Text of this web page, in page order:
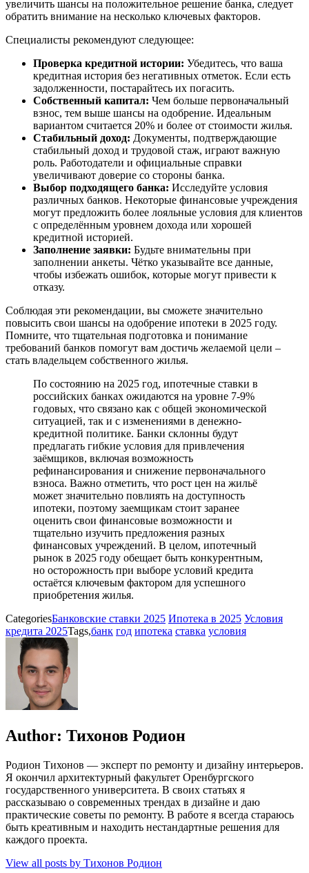
увеличить шансы на положительное решение банка, следует
обратить внимание на несколько ключевых факторов.
Специалисты рекомендуют следующее:
Проверка кредитной истории: Убедитесь, что ваша
кредитная история без негативных отметок. Если есть
задолженности, постарайтесь их погасить.
Собственный капитал: Чем больше первоначальный
взнос, тем выше шансы на одобрение. Идеальным
вариантом считается 20% и более от стоимости жилья.
Стабильный доход: Документы, подтверждающие
стабильный доход и трудовой стаж, играют важную
роль. Работодатели и официальные справки
увеличивают доверие со стороны банка.
Выбор подходящего банка: Исследуйте условия
различных банков. Некоторые финансовые учреждения
могут предложить более лояльные условия для клиентов
с определённым уровнем дохода или хорошей
кредитной историей.
Заполнение заявки: Будьте внимательны при
заполнении анкеты. Чётко указывайте все данные,
чтобы избежать ошибок, которые могут привести к
отказу.
Соблюдая эти рекомендации, вы сможете значительно
повысить свои шансы на одобрение ипотеки в 2025 году.
Помните, что тщательная подготовка и понимание
требований банков помогут вам достичь желаемой цели –
стать владельцем собственного жилья.
По состоянию на 2025 год, ипотечные ставки в
российских банках ожидаются на уровне 7-9%
годовых, что связано как с общей экономической
ситуацией, так и с изменениями в денежно-
кредитной политике. Банки склонны будут
предлагать гибкие условия для привлечения
заёмщиков, включая возможность
рефинансирования и снижение первоначального
взноса. Важно отметить, что рост цен на жильё
может значительно повлиять на доступность
ипотеки, поэтому заемщикам стоит заранее
оценить свои финансовые возможности и
тщательно изучить предложения разных
финансовых учреждений. В целом, ипотечный
рынок в 2025 году обещает быть конкурентным,
но осторожность при выборе условий кредита
остаётся ключевым фактором для успешного
приобретения жилья.
CategoriesБанковские ставки 2025 Ипотека в 2025 Условия
кредита 2025Tags,банк год ипотека ставка условия
Author: Тихонов Родион
Родион Тихонов — эксперт по ремонту и дизайну интерьеров.
Я окончил архитектурный факультет Оренбургского
государственного университета. В своих статьях я
рассказываю о современных трендах в дизайне и даю
практические советы по ремонту. В работе я всегда стараюсь
быть креативным и находить нестандартные решения для
каждого проекта.
View all posts by Тихонов Родион